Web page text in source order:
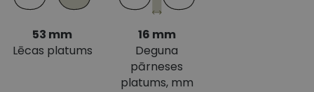
53 mm
Lēcas platums
16 mm
Deguna
pārneses
platums, mm